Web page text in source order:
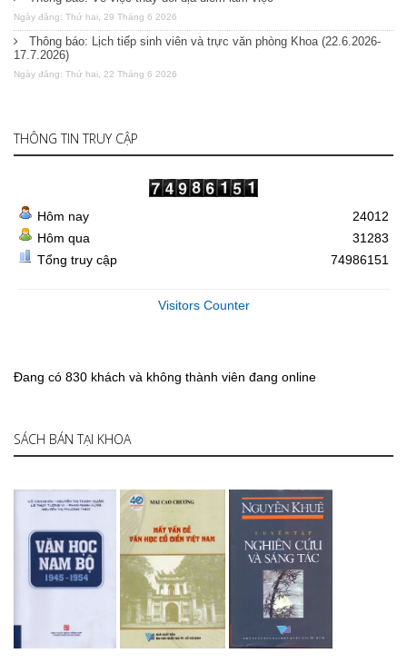
Ngày đăng: Thứ hai, 29 Tháng 6 2026
Thông báo: Lịch tiếp sinh viên và trực văn phòng Khoa (22.6.2026-
17.7.2026)
Ngày đăng: Thứ hai, 22 Tháng 6 2026
THÔNG TIN TRUY CẬP
Hôm nay
Hôm qua
Tổng truy cập
24012
31283
74986151
Visitors Counter
Đang có 830 khách và không thành viên đang online
SÁCH BÁN TẠI KHOA